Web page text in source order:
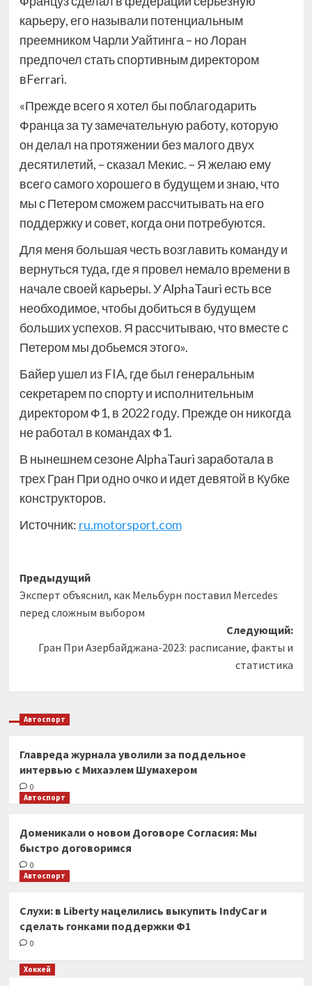
карьеру, его называли потенциальным
преемником Чарли Уайтинга – но Лоран
предпочел стать спортивным директором
вFerrari.
«Прежде всего я хотел бы поблагодарить
Франца за ту замечательную работу, которую
он делал на протяжении без малого двух
десятилетий, – сказал Мекис. – Я желаю ему
всего самого хорошего в будущем и знаю, что
мы с Петером сможем рассчитывать на его
поддержку и совет, когда они потребуются.
Для меня большая честь возглавить команду и
вернуться туда, где я провел немало времени в
начале своей карьеры. У AlphaTauri есть все
необходимое, чтобы добиться в будущем
больших успехов. Я рассчитываю, что вместе с
Петером мы добьемся этого».
Байер ушел из FIA, где был генеральным
секретарем по спорту и исполнительным
директором Ф1, в 2022 году. Прежде он никогда
не работал в командах Ф1.
В нынешнем сезоне AlphaTauri заработала в
трех Гран При одно очко и идет девятой в Кубке
конструкторов.
Источник: ru.motorsport.com
Навигация
записи
Предыдущий
Эксперт объяснил, как Мельбурн поставил Mercedes
перед сложным выбором
Следующий:
Гран При Азербайджана-2023: расписание, факты и
статистика
Автоспорт
Главреда журнала уволили за поддельное
интервью с Михаэлем Шумахером
0
Автоспорт
Доменикали о новом Договоре Согласия: Мы
быстро договоримся
0
Автоспорт
Слухи: в Liberty нацелились выкупить IndyCar и
сделать гонками поддержки Ф1
0
Хоккей